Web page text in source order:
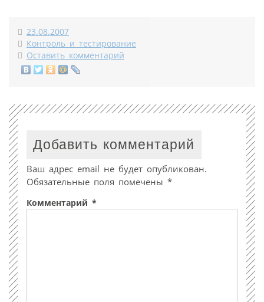
23.08.2007
Контроль и тестирование
Оставить комментарий
Добавить комментарий
Ваш адрес email не будет опубликован.
Обязательные поля помечены *
Комментарий *